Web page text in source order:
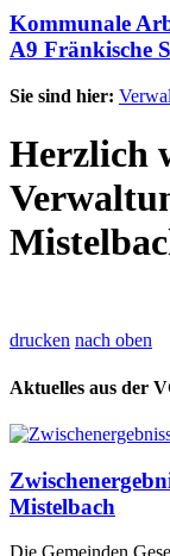
Kommunale
A9 Fränkische
Sie sind hier:
Herzlich
drucken nach oben
Aktuelles aus der
Mistelbach